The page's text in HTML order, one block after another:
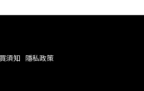
須知 隱私政策